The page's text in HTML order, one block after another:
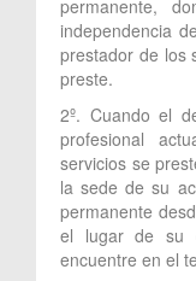
permanente,
independencia
prestador de los
preste.
2º. Cuando el
profesional
servicios se
la sede de su
permanente
el lugar de su
encuentre en el